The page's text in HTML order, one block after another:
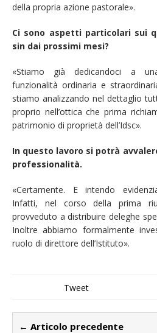
della propria azione pastorale».
Ci sono aspetti particolari sui
sin dai prossimi mesi?
«Stiamo già dedicandoci a
funzionalità ordinaria e
stiamo analizzando nel dettaglio
proprio nell’ottica che prima
patrimonio di proprietà dell’Idsc».
In questo lavoro si potrà
professionalità.
«Certamente. E intendo
Infatti, nel corso della prima
provveduto a distribuire deleghe
Inoltre abbiamo formalmente
ruolo di direttore dell’Istituto».
Tweet
← Articolo precedente